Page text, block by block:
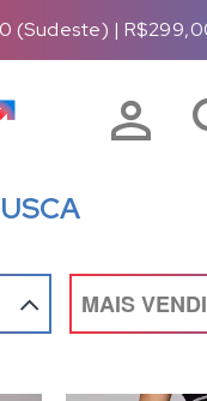
(Sudeste) |